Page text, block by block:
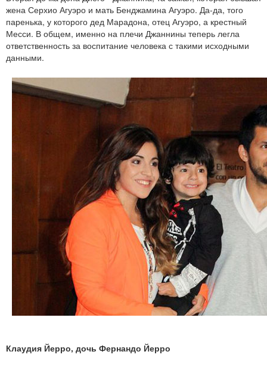
жена Серхио Агуэро и мать Бенджамина Агуэро. Да-да, того
паренька, у которого дед Марадона, отец Агуэро, а крестный
Месси. В общем, именно на плечи Джаннины теперь легла
ответственность за воспитание человека с такими исходными
данными.
Клаудия Йерро, дочь Фернандо Йерро